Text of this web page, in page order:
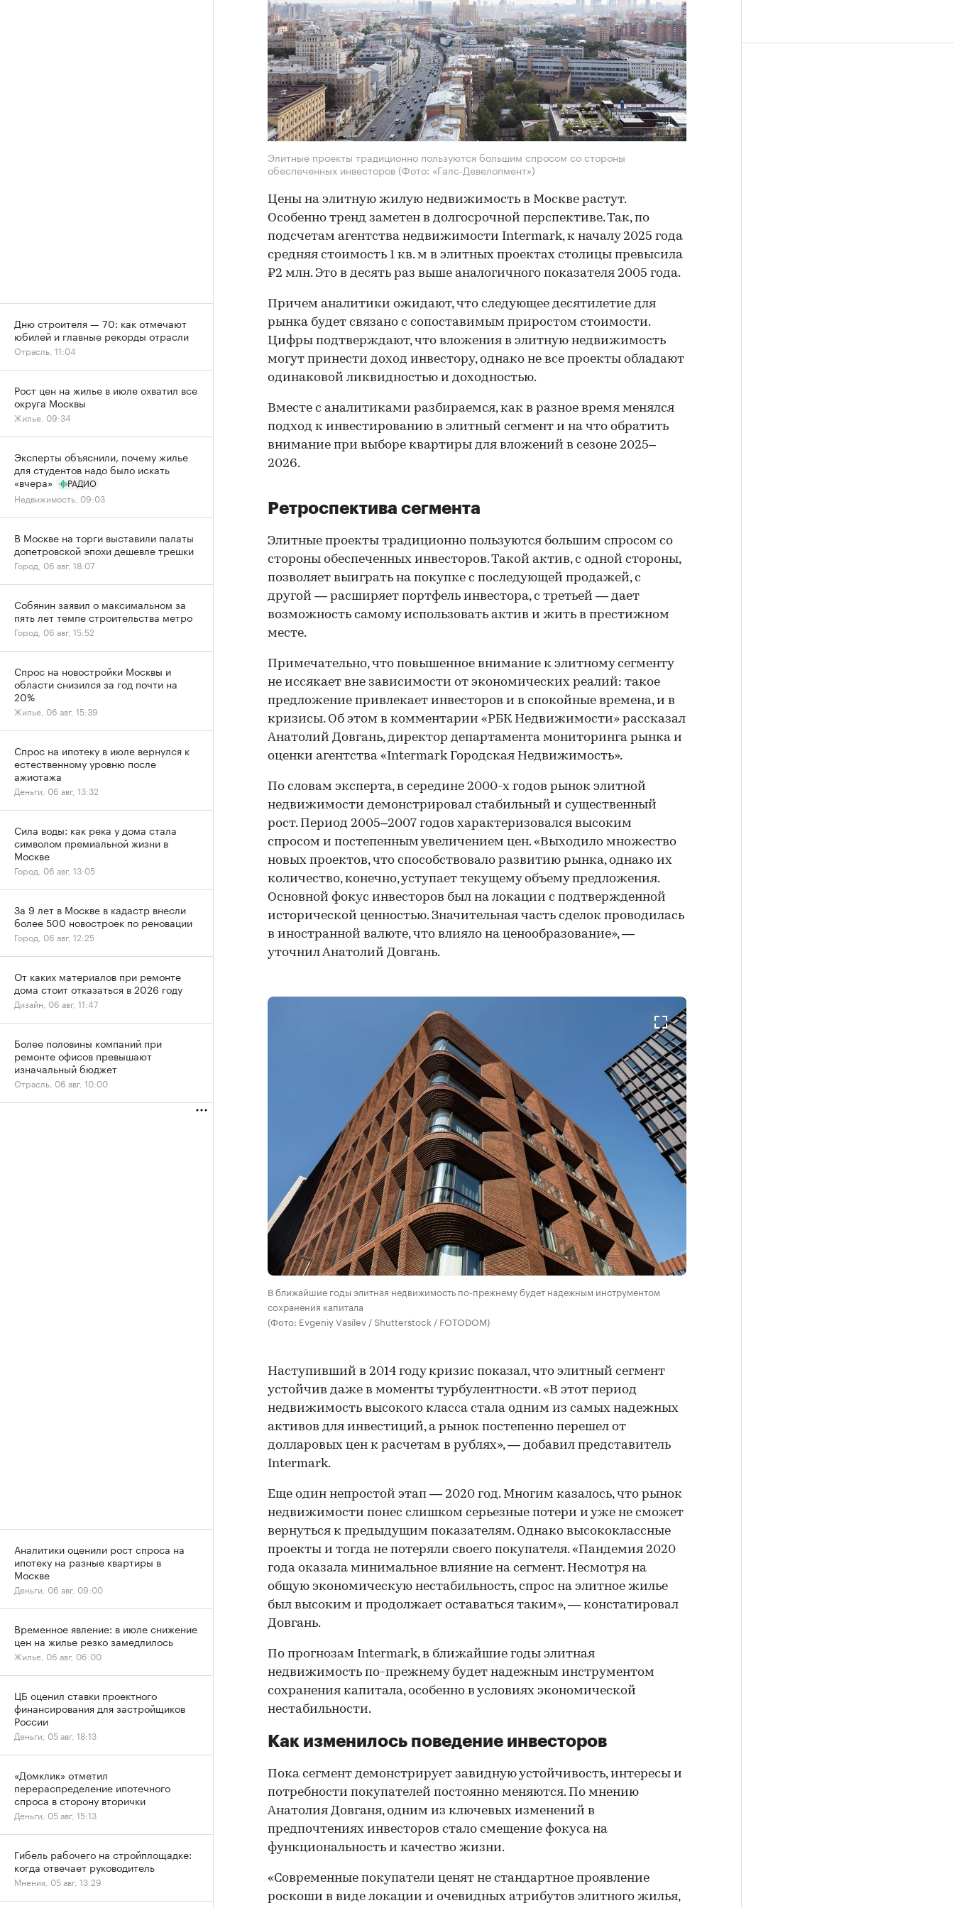
Элитные проекты традиционно пользуются большим спросом со стороны
обеспеченных инвесторов (Фото: «Галс-Девелопмент»)
Цены на элитную жилую недвижимость в Москве растут.
Особенно тренд заметен в долгосрочной перспективе. Так, по
подсчетам агентства недвижимости Intermark, к началу 2025 года
средняя стоимость 1 кв. м в элитных проектах столицы превысила
₽2 млн. Это в десять раз выше аналогичного показателя 2005 года.
Причем аналитики ожидают, что следующее десятилетие для
рынка будет связано с сопоставимым приростом стоимости.
Цифры подтверждают, что вложения в элитную недвижимость
могут принести доход инвестору, однако не все проекты обладают
одинаковой ликвидностью и доходностью.
Вместе с аналитиками разбираемся, как в разное время менялся
подход к инвестированию в элитный сегмент и на что обратить
внимание при выборе квартиры для вложений в сезоне 2025–
2026.
00:00 / 00:00
Ретроспектива сегмента
Элитные проекты традиционно пользуются большим спросом со
стороны обеспеченных инвесторов. Такой актив, с одной стороны,
позволяет выиграть на покупке с последующей продажей, с
другой — расширяет портфель инвестора, с третьей — дает
возможность самому использовать актив и жить в престижном
месте.
Примечательно, что повышенное внимание к элитному сегменту
не иссякает вне зависимости от экономических реалий: такое
предложение привлекает инвесторов и в спокойные времена, и в
кризисы. Об этом в комментарии «РБК Недвижимости» рассказал
Анатолий Довгань, директор департамента мониторинга рынка и
оценки агентства «Intermark Городская Недвижимость».
По словам эксперта, в середине 2000-х годов рынок элитной
недвижимости демонстрировал стабильный и существенный
рост. Период 2005–2007 годов характеризовался высоким
спросом и постепенным увеличением цен. «Выходило множество
новых проектов, что способствовало развитию рынка, однако их
количество, конечно, уступает текущему объему предложения.
Основной фокус инвесторов был на локации с подтвержденной
исторической ценностью. Значительная часть сделок проводилась
в иностранной валюте, что влияло на ценообразование», —
уточнил Анатолий Довгань.
В ближайшие годы элитная недвижимость по-прежнему будет надежным инструментом
сохранения капитала
(Фото: Evgeniy Vasilev / Shutterstock / FOTODOM)
Наступивший в 2014 году кризис показал, что элитный сегмент
устойчив даже в моменты турбулентности. «В этот период
недвижимость высокого класса стала одним из самых надежных
активов для инвестиций, а рынок постепенно перешел от
долларовых цен к расчетам в рублях», — добавил представитель
Intermark.
Еще один непростой этап — 2020 год. Многим казалось, что рынок
недвижимости понес слишком серьезные потери и уже не сможет
вернуться к предыдущим показателям. Однако высококлассные
проекты и тогда не потеряли своего покупателя. «Пандемия 2020
года оказала минимальное влияние на сегмент. Несмотря на
общую экономическую нестабильность, спрос на элитное жилье
был высоким и продолжает оставаться таким», — констатировал
Довгань.
По прогнозам Intermark, в ближайшие годы элитная
недвижимость по-прежнему будет надежным инструментом
сохранения капитала, особенно в условиях экономической
нестабильности.
Как изменилось поведение инвесторов
Пока сегмент демонстрирует завидную устойчивость, интересы и
потребности покупателей постоянно меняются. По мнению
Анатолия Довганя, одним из ключевых изменений в
предпочтениях инвесторов стало смещение фокуса на
функциональность и качество жизни.
«Современные покупатели ценят не стандартное проявление
роскоши в виде локации и очевидных атрибутов элитного жилья,
Дню строителя — 70: как отмечают
юбилей и главные рекорды отрасли
Отрасль, 11:04
Рост цен на жилье в июле охватил все
округа Москвы
Жилье, 09:34
Эксперты объяснили, почему жилье
для студентов надо было искать
«вчера»
РАДИО
Недвижимость, 09:03
В Москве на торги выставили палаты
допетровской эпохи дешевле трешки
Город, 06 авг, 18:07
Собянин заявил о максимальном за
пять лет темпе строительства метро
Город, 06 авг, 15:52
Спрос на новостройки Москвы и
области снизился за год почти на
20%
Жилье, 06 авг, 15:39
Спрос на ипотеку в июле вернулся к
естественному уровню после
ажиотажа
Деньги, 06 авг, 13:32
Сила воды: как река у дома стала
символом премиальной жизни в
Москве
Город, 06 авг, 13:05
За 9 лет в Москве в кадастр внесли
более 500 новостроек по реновации
Город, 06 авг, 12:25
От каких материалов при ремонте
дома стоит отказаться в 2026 году
Дизайн, 06 авг, 11:47
Более половины компаний при
ремонте офисов превышают
изначальный бюджет
Отрасль, 06 авг, 10:00
Аналитики оценили рост спроса на
ипотеку на разные квартиры в
Москве
Деньги, 06 авг, 09:00
Временное явление: в июле снижение
цен на жилье резко замедлилось
Жилье, 06 авг, 06:00
ЦБ оценил ставки проектного
финансирования для застройщиков
России
Деньги, 05 авг, 18:13
«Домклик» отметил
перераспределение ипотечного
спроса в сторону вторички
Деньги, 05 авг, 15:13
Гибель рабочего на стройплощадке:
когда отвечает руководитель
Мнения, 05 авг, 13:29